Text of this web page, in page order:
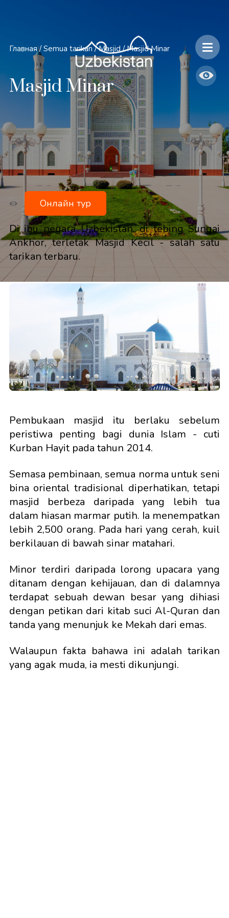
Главная / Semua tarikan / Masjid / Masjid Minar
Masjid Minar
Di ibu negara Uzbekistan, di tebing Sungai
Ankhor, terletak Masjid Kecil - salah satu
tarikan terbaru.
Pembukaan masjid itu berlaku sebelum
peristiwa penting bagi dunia Islam - cuti
Kurban Hayit pada tahun 2014.
Semasa pembinaan, semua norma untuk seni
bina oriental tradisional diperhatikan, tetapi
masjid berbeza daripada yang lebih tua
dalam hiasan marmar putih. Ia menempatkan
lebih 2,500 orang. Pada hari yang cerah, kuil
berkilauan di bawah sinar matahari.
Minor terdiri daripada lorong upacara yang
ditanam dengan kehijauan, dan di dalamnya
terdapat sebuah dewan besar yang dihiasi
dengan petikan dari kitab suci Al-Quran dan
tanda yang menunjuk ke Mekah dari emas.
Walaupun fakta bahawa ini adalah tarikan
yang agak muda, ia mesti dikunjungi.
Онлайн тур